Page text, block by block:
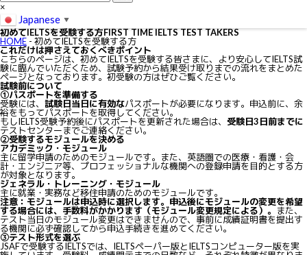
×
Japanese ▼
初めてIELTSを受験する方FIRST TIME IELTS TEST TAKERS
HOME - 初めてIELTSを受験する方
これだけは押さえておくべきポイント
こちらのページは、初めてIELTSを受験する皆さまに、より安心してIELTS試
験に臨んでいただくため、試験予約から結果受け取りまでの流れをまとめた
ページとなっております。初受験の方はぜひご覧ください。
試験前について
①パスポートを準備する
受験には、 試験日当日に有効なパスポートが必要になります。申込前に、余
裕をもってパスポートを取得してください。
もしIELTS受験予約後にパスポートを更新された場合は、 受験日3日前までに
テストセンターまでご連絡ください。
②受験するモジュールを決める
アカデミック・モジュール
主に留学申請のためのモジュールです。また、英語圏での医療・看護・会
計・エンジニア等、プロフェッショナルな機関への登録申請を目的とする方
が対象となります。
ジェネラル・トレーニング・モジュール
主に就業・実務など移住申請のためのモジュールです。
注意：モジュールは申込時に選択します。申込後にモジュールの変更を希望
する場合には、手数料がかかります（モジュール変更規定による）。
また、
テスト当日のモジュール変更はできませんので、事前に成績証明書を提出す
る機関に必ず確認してから申込手続きを進めてください。
③テスト形式を選ぶ
JSAFで受験するIELTSでは、IELTSペーパー版とIELTSコンピューター版を実